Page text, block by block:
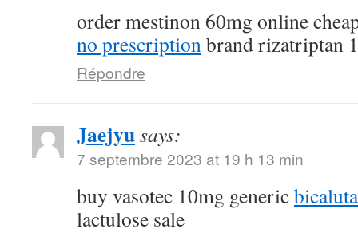
order mestinon 60mg online
no prescriptionbrand rizatriptan
Répondre
Jaejyusays:
7 septembre 2023 at 19 h 13 min
buy vasotec 10mg generic
lactulose sale